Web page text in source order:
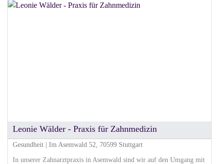
Leonie Wälder - Praxis für Zahnmedizin
Gesundheit | Im Asemwald 52, 70599 Stuttgart
In unserer Zahnarztpraxis in Asemwald sind wir auf den Umgang mit